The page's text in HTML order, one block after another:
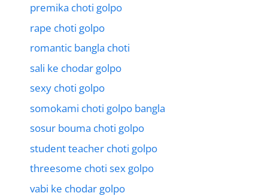
premika choti golpo
rape choti golpo
romantic bangla choti
sali ke chodar golpo
sexy choti golpo
somokami choti golpo bangla
sosur bouma choti golpo
student teacher choti golpo
threesome choti sex golpo
vabi ke chodar golpo